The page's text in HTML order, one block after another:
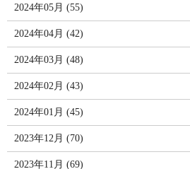
2024年05月 (55)
2024年04月 (42)
2024年03月 (48)
2024年02月 (43)
2024年01月 (45)
2023年12月 (70)
2023年11月 (69)